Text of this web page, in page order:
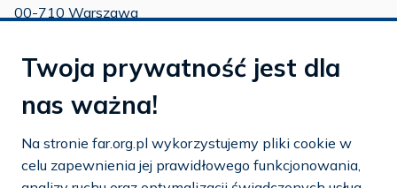
00-710 Warszawa
tel.:22 651 88 03
22 858 26 39
tel.:22 642 22 91
e-mail:info@far.org.pl
Twoja prywatność jest dla
nas ważna!
Na stronie far.org.pl wykorzystujemy pliki cookie w
celu zapewnienia jej prawidłowego funkcjonowania,